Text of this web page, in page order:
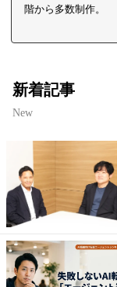
階から多数制作。
新着記事
New